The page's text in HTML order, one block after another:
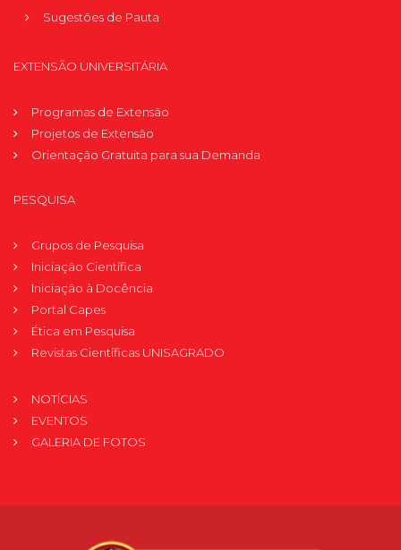
Sugestões de Pauta
EXTENSÃO UNIVERSITÁRIA
Programas de Extensão
Projetos de Extensão
Orientação Gratuita para sua Demanda
PESQUISA
Grupos de Pesquisa
Iniciação Científica
Iniciação à Docência
Portal Capes
Ética em Pesquisa
Revistas Científicas UNISAGRADO
NOTÍCIAS
EVENTOS
GALERIA DE FOTOS